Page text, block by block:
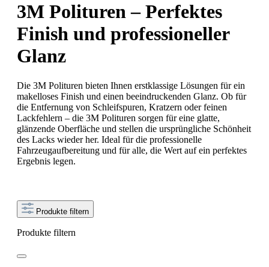
3M Polituren – Perfektes
Finish und professioneller
Glanz
Die 3M Polituren bieten Ihnen erstklassige Lösungen für ein
makelloses Finish und einen beeindruckenden Glanz. Ob für
die Entfernung von Schleifspuren, Kratzern oder feinen
Lackfehlern – die 3M Polituren sorgen für eine glatte,
glänzende Oberfläche und stellen die ursprüngliche Schönheit
des Lacks wieder her. Ideal für die professionelle
Fahrzeugaufbereitung und für alle, die Wert auf ein perfektes
Ergebnis legen.
Produkte filtern
Produkte filtern